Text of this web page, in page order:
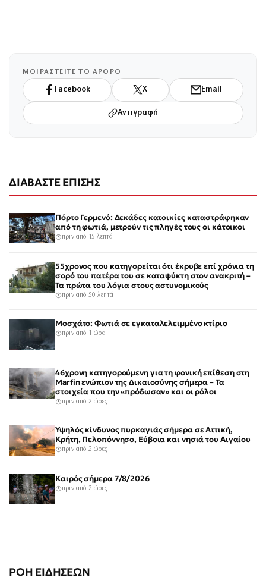
ΡΟΗ ΕΙΔΗΣΕΩΝ
ΜΟΙΡΑΣΤΕΙΤΕ ΤΟ ΑΡΘΡΟ
Facebook X Email
Αντιγραφή
ΔΙΑΒΑΣΤΕ ΕΠΙΣΗΣ
Πόρτο Γερμενό: Δεκάδες κατοικίες καταστράφηκαν
από τη φωτιά, μετρούν τις πληγές τους οι κάτοικοι
πριν από 15 λεπτά
55χρονος που κατηγορείται ότι έκρυβε επί χρόνια τη
σορό του πατέρα του σε καταψύκτη στον ανακριτή –
Τα πρώτα του λόγια στους αστυνομικούς
πριν από 50 λεπτά
Μοσχάτο: Φωτιά σε εγκαταλελειμμένο κτίριο
πριν από 1 ώρα
46χρονη κατηγορούμενη για τη φονική επίθεση στη
Marfin ενώπιον της Δικαιοσύνης σήμερα – Τα
στοιχεία που την «πρόδωσαν» και οι ρόλοι
πριν από 2 ώρες
Υψηλός κίνδυνος πυρκαγιάς σήμερα σε Αττική,
Κρήτη, Πελοπόννησο, Εύβοια και νησιά του Αιγαίου
πριν από 2 ώρες
Καιρός σήμερα 7/8/2026
πριν από 2 ώρες